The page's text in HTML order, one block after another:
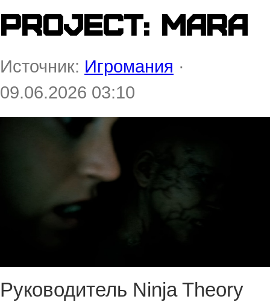
Project: MARA
Источник: Игромания ·
09.06.2026 03:10
Руководитель Ninja Theory